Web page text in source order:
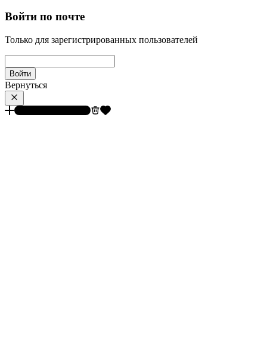
Войти по почте
Только для зарегистрированных пользователей
Войти
Вернуться